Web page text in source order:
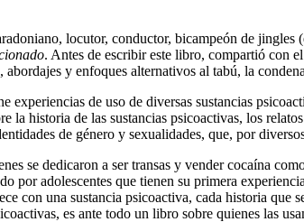
locutor, conductor, bicampeón de
. Antes de escribir este libro, compartió con
y enfoques alternativos al tabú, la
experiencias de uso de diversas sustancias
la historia de las sustancias psicoactivas, los
de género y sexualidades, que, por
se dedicaron a ser transas y vender cocaína
por adolescentes que tienen su primera
con una sustancia psicoactiva, cada historia
es ante todo un libro sobre quienes las